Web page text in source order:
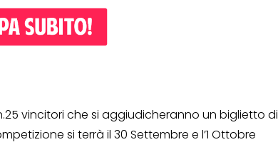
vincitori che si aggiudicheranno un biglietto di
si terrà il 30 Settembre e l’1 Ottobre